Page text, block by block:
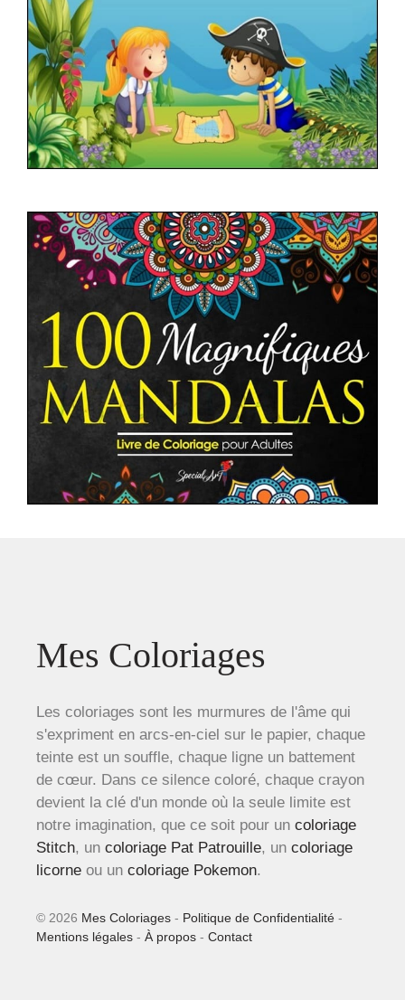
Mes Coloriages
Les coloriages sont les murmures de l'âme qui
s'expriment en arcs-en-ciel sur le papier, chaque
teinte est un souffle, chaque ligne un battement
de cœur. Dans ce silence coloré, chaque crayon
devient la clé d'un monde où la seule limite est
notre imagination, que ce soit pour un coloriage
Stitch, un coloriage Pat Patrouille, un coloriage
licorne ou un coloriage Pokemon.
© 2026 Mes Coloriages - Politique de Confidentialité -
Mentions légales - À propos - Contact